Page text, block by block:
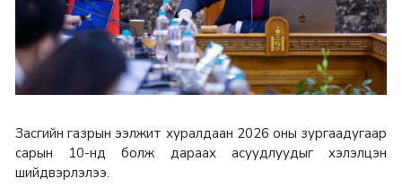
Засгийн газрын ээлжит хуралдаан 2026 оны зургаадугаар
сарын 10-нд болж дараах асуудлуудыг хэлэлцэн
шийдвэрлэлээ.